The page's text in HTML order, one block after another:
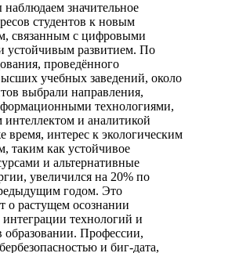
значительное
студентов к новым
связанным с цифровыми
устойчивым развитием. По
проведённого
учебных заведений, около
выбрали направления,
технологиями,
и аналитикой
время, интерес к экологическим
таким как устойчивое
и альтернативные
увеличился на 20% по
годом. Это
о растущем осознании
технологий и
образовании. Профессии,
и биг-дата,